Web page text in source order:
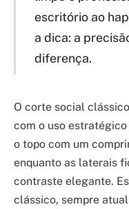
escritório ao
a dica: a
diferença.
O corte social
com o uso
o topo com um
enquanto as laterais
contraste elegante.
clássico, sempre